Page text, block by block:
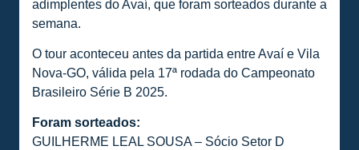
adimplentes do Avaí, que foram sorteados durante a
semana.
O tour aconteceu antes da partida entre Avaí e Vila
Nova-GO, válida pela 17ª rodada do Campeonato
Brasileiro Série B 2025.
Foram sorteados:
GUILHERME LEAL SOUSA – Sócio Setor D